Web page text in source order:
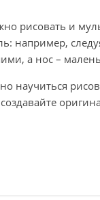
рисовать и
например,
а нос –
научиться